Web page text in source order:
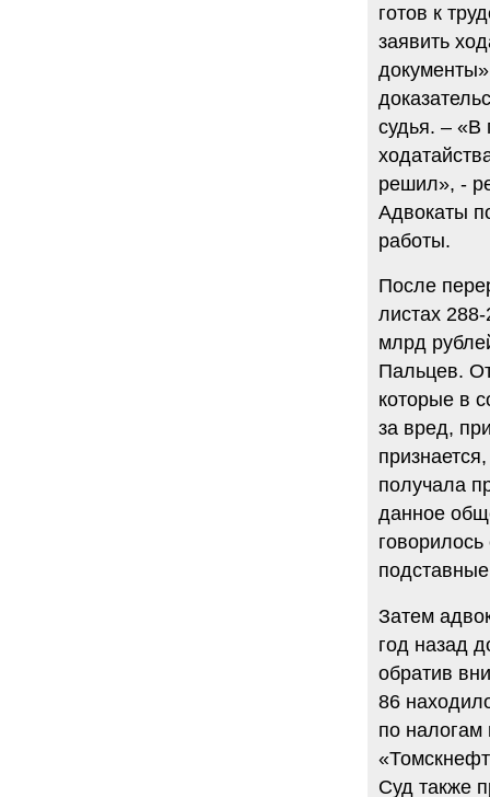
готов к
заявить
судья. – «В
решил», -
Адвокаты
работы.
После
листах
млрд
Пальцев.
которые в
за вред,
получала
данное
Затем
год назад
обратив
86
по
Суд также